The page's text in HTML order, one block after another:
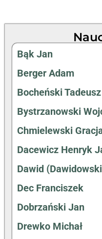
Bąk Jan
Berger Adam
Bocheński Tadeusz
Bystrzanowski
Chmielewski
Dacewicz Henryk
Dawid
Dec Franciszek
Dobrzański Jan
Drewko Michał